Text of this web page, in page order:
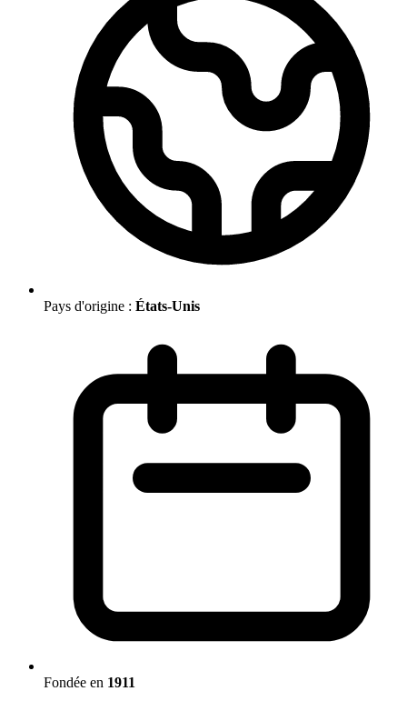
Pays d'origine : États-Unis
Fondée en 1911